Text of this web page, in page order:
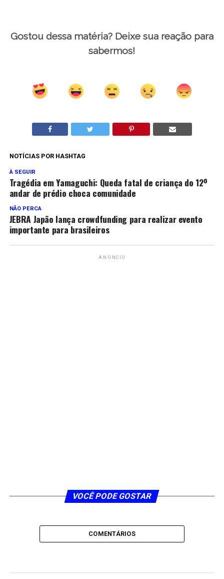
Gostou dessa matéria? Deixe sua reação para
sabermos!
NOTÍCIAS POR HASHTAG
À SEGUIR
Tragédia em Yamaguchi: Queda fatal de criança do 12º
andar de prédio choca comunidade
NÃO PERCA
JEBRA Japão lança crowdfunding para realizar evento
importante para brasileiros
ANÚNCIO
VOCÊ PODE GOSTAR
COMENTÁRIOS